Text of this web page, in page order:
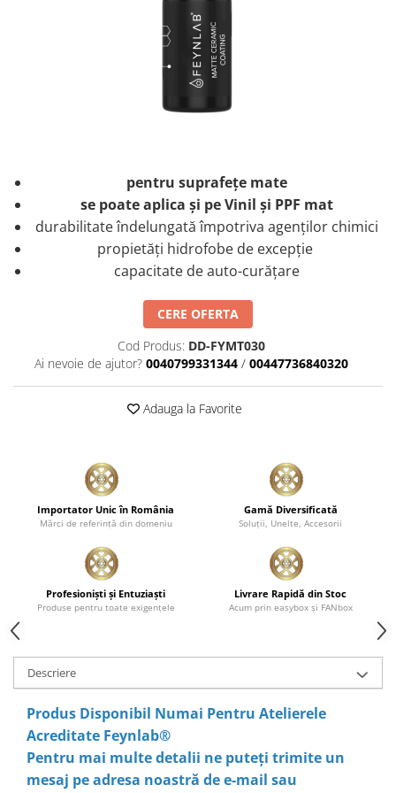
pentru suprafețe mate
se poate aplica și pe Vinil și PPF mat
durabilitate îndelungată împotriva agenților chimici
propietăți hidrofobe de excepție
capacitate de auto-curățare
CERE OFERTA
Cod Produs: DD-FYMT030
Ai nevoie de ajutor? 0040799331344 / 00447736840320
Adauga la Favorite
Importator Unic în România
Mărci de referinţă din domeniu
Gamă Diversificată
Soluţii, Unelte, Accesorii
Profesionişti şi Entuziaşti
Produse pentru toate exigenţele
Livrare Rapidă din Stoc
Acum prin easybox şi FANbox
Descriere
Produs Disponibil Numai Pentru Atelierele
Acreditate Feynlab®
Pentru mai multe detalii ne puteți trimite un
mesaj pe adresa noastră de e-mail sau